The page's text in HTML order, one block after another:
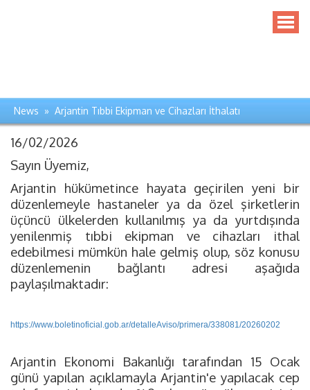
News » Arjantin Tıbbi Ekipman ve Cihazları İthalatı
16/02/2026
Sayın Üyemiz,
Arjantin hükümetince hayata geçirilen yeni bir
düzenlemeyle hastaneler ya da özel şirketlerin
üçüncü ülkelerden kullanılmış ya da yurtdışında
yenilenmiş tıbbi ekipman ve cihazları ithal
edebilmesi mümkün hale gelmiş olup, söz konusu
düzenlemenin bağlantı adresi aşağıda
paylaşılmaktadır:
https://www.boletinoficial.gob.ar/detalleAviso/primera/338081/20260202
Arjantin Ekonomi Bakanlığı tarafından 15 Ocak
günü yapılan açıklamayla Arjantin'e yapılacak cep